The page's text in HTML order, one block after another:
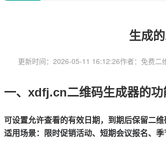
生成
更新时间：2026-05-11 16:12:26作者：免费二
一、xdfj.cn二维码生成器的功
可设置允许查看的有效日期，到期后保留二
适用场景：限时促销活动、短期会议报名、季